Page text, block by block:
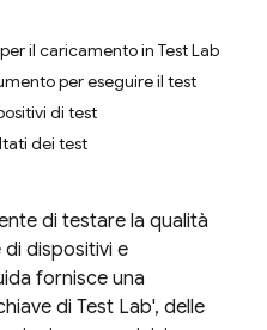
il caricamento in Test Lab
per eseguire il test
di test
dei test
di testare la qualità
di dispositivi e
fornisce una
di Test Lab', delle